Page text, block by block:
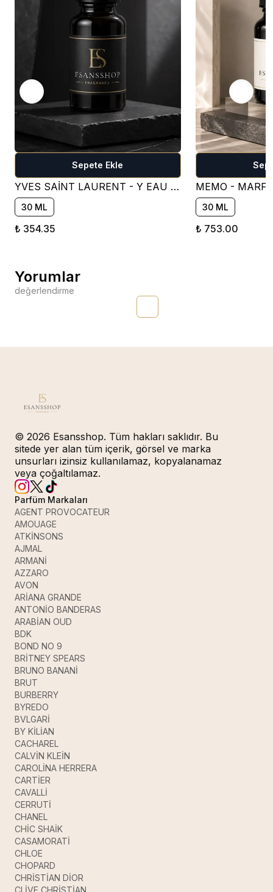
Sepete Ekle
YVES SAİNT LAURENT - Y EAU DE PARFUM PARFÜM ESANSI ( TATLI )
30 ML
₺ 354.35
30 ML
₺ 753.00
Yorumlar
değerlendirme
© 2026 Esansshop. Tüm hakları saklıdır. Bu
sitede yer alan tüm içerik, görsel ve marka
unsurları izinsiz kullanılamaz, kopyalanamaz
veya çoğaltılamaz.
Parfüm Markaları
AGENT PROVOCATEUR
AMOUAGE
ATKİNSONS
AJMAL
ARMANİ
AZZARO
AVON
ARİANA GRANDE
ANTONİO BANDERAS
ARABİAN OUD
BDK
BOND NO 9
BRİTNEY SPEARS
BRUNO BANANİ
BRUT
BURBERRY
BYREDO
BVLGARİ
BY KİLİAN
CACHAREL
CALVİN KLEİN
CAROLİNA HERRERA
CARTİER
CAVALLİ
CERRUTİ
CHANEL
CHİC SHAİK
CASAMORATİ
CHLOE
CHOPARD
CHRİSTİAN DİOR
CLİVE CHRİSTİAN